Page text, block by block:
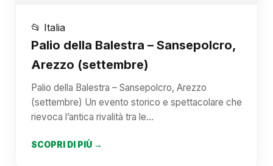
📂 Italia
Palio della Balestra – Sansepolcro,
Arezzo (settembre)
Palio della Balestra – Sansepolcro, Arezzo
(settembre) Un evento storico e spettacolare che
rievoca l’antica rivalità tra le…
SCOPRI DI PIÙ →